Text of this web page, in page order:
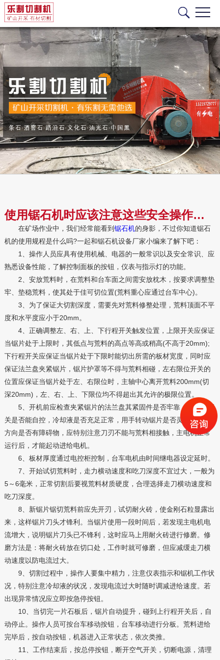
使用锯石机时应该注意这些安全操作规程
在矿场作业中，我们经常能看到锯石机的身影，不过你知道锯石
机的使用规程是什么吗?一起和锯石机设备厂家小编来了解下吧：
1、操作人员应具有使用机械、电器的一般常识以及安全常识、应
熟悉设备性能，了解控制面板的按钮，仪表与指示灯的功能。
2、安放荒料时，在荒料和台车面之间需安放枕木，按要求调整垫
牢、垫稳荒料，使其处于佳可切位置(荒料重心应通过台车中心)。
3、为了保证大切割深度，需要先对荒料修整处理，荒料顶面不平
度和水平度应小于20mm。
4、正确调整左、右、上、下行程开关触发位置，上限开关应保证
当锯片处于上限时，其低点与荒料的高点等高或稍高(不高于20mm);
下行程开关应保证当锯片处于下限时能切出所需的板材宽度，同时应
保证法兰盘夹紧锯片，锯片护罩等不得与荒料相碰，左右限位开关的
位置应保证当锯片处于左、右限位时，主轴中心离开荒料200mm(切
深20mm)，左、右、上、下限位均不得超出其允许的极限位置。
5、开机前应检查夹紧锯片的法兰盘其紧固件是否牢靠，各行程开
关是否能自控，冷却液是否充足正常，用手转动锯片是否灵活，进给
方向是否有障碍物，应特别注意刀刃不能与荒料相接触，主电机正常
运行后，才能起动进给电机。
6、板材厚度通过电控柜控制，台车电机由时间继电器设定延时。
7、开始试切荒料时，走力横动速度和吃刀深度不宜过大，一般为
5～6毫米，正常切割后要视荒料材质硬度，合理选择走刀横动速度和
吃刀深度。
8、新锯片锯切荒料前应先开刃，试切耐火砖，使金刚石粒显露出
来，这样锯片刀头才锋利。当锯片使用一段时间后，若发现主电机电
流增大，说明锯片刀头已不锋利，这时应马上用耐火砖进行修磨。修
磨方法是：将耐火砖放在切口处，工作时就可修磨，但应减缓走刀横
动速度以防电流过大。
9、切割过程中，操作人要集中精力，注意仪表指示和锯机工作状
况，特别注意冷却液的状况，发现电流过大时随时调减进给速度。若
出现异常情况应立即按急停按钮。
10、当切完一片石板后，锯片自动提升，碰到上行程开关后，自
动停止。操作人员可按台车移动按钮，台车移动进行分板。荒料进给
完毕后，按自动按钮，机器进入正常状态，依次类推。
11、工作结束后，按总停按钮，断开空气开关，切断电源，清理